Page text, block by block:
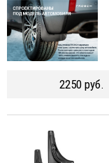
2250 руб.